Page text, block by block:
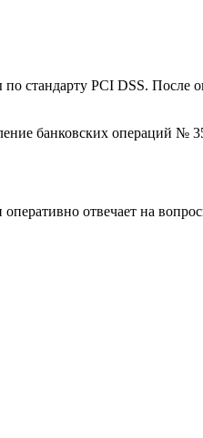
стандарту PCI DSS. После
банковских операций №
отвечает на